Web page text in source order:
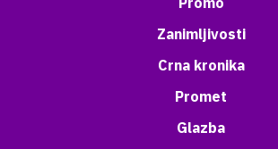
Zanimljivosti
Crna kronika
Promet
Glazba